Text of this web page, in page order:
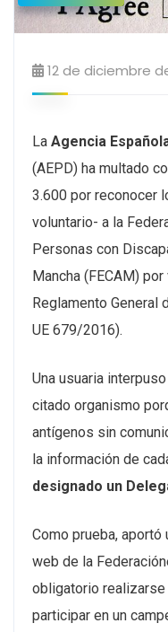
12 de diciembre
La Agencia
(AEPD) ha multado
3.600 por reconocer
voluntario- a la
Personas con
Mancha (FECAM)
Reglamento General
UE 679/2016).
Una usuaria
citado organismo
antígenos sin
la información de
designado un
Como prueba, aportó
web de la
obligatorio
participar en un